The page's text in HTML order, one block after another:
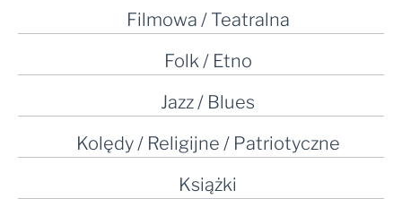
Filmowa / Teatralna
Folk / Etno
Jazz / Blues
Kolędy / Religijne / Patriotyczne
Książki